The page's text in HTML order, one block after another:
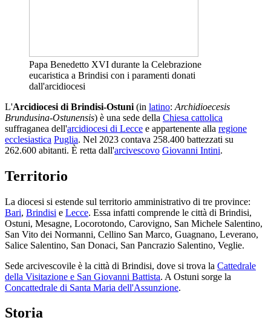
Papa Benedetto XVI durante la Celebrazione
eucaristica a Brindisi con i paramenti donati
dall'arcidiocesi
L'Arcidiocesi di Brindisi-Ostuni (in latino: Archidioecesis
Brundusina-Ostunensis) è una sede della Chiesa cattolica
suffraganea dell'arcidiocesi di Lecce e appartenente alla regione
ecclesiastica Puglia. Nel 2023 contava 258.400 battezzati su
262.600 abitanti. È retta dall'arcivescovo Giovanni Intini.
Territorio
La diocesi si estende sul territorio amministrativo di tre province:
Bari, Brindisi e Lecce. Essa infatti comprende le città di Brindisi,
Ostuni, Mesagne, Locorotondo, Carovigno, San Michele Salentino,
San Vito dei Normanni, Cellino San Marco, Guagnano, Leverano,
Salice Salentino, San Donaci, San Pancrazio Salentino, Veglie.
Sede arcivescovile è la città di Brindisi, dove si trova la Cattedrale
della Visitazione e San Giovanni Battista. A Ostuni sorge la
Concattedrale di Santa Maria dell'Assunzione.
Storia